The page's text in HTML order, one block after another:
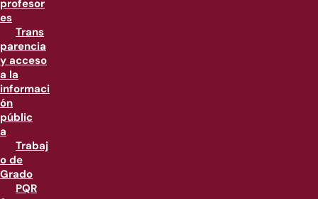
profesor
es
Trans
parencia
y acceso
a la
informaci
ón
públic
a
Trabaj
o de
Grado
PQR